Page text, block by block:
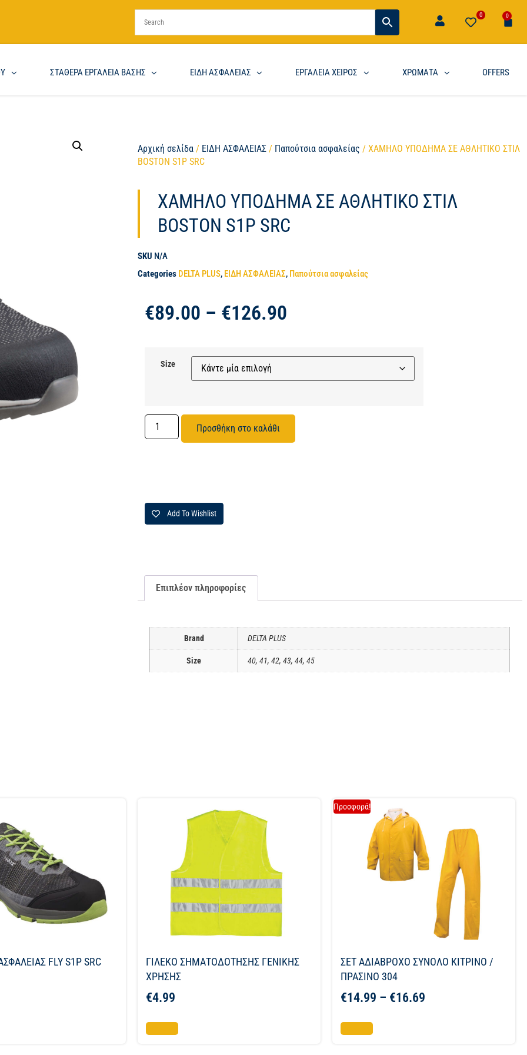
0 0
ΣΤΑΘΕΡΑ ΕΡΓΑΛΕΙΑ ΒΑΣΗΣ ΕΙΔΗ ΑΣΦΑΛΕΙΑΣ ΕΡΓΑΛΕΙΑ ΧΕΙΡΟΣ ΧΡΩΜΑΤΑ OFFERS
Αρχική σελίδα / ΕΙΔΗ ΑΣΦΑΛΕΙΑΣ / Παπούτσια ασφαλείας / ΧΑΜΗΛΟ ΥΠΟΔΗΜΑ ΣΕ ΑΘΛΗΤΙΚΟ ΣΤΙΛ
BOSTON S1P SRC
ΧΑΜΗΛΟ ΥΠΟΔΗΜΑ ΣΕ ΑΘΛΗΤΙΚΟ ΣΤΙΛ
BOSTON S1P SRC
SKU N/A
Categories DELTA PLUS, ΕΙΔΗ ΑΣΦΑΛΕΙΑΣ, Παπούτσια ασφαλείας
€89.00 – €126.90
Size
Προσθήκη στο καλάθι
Add To Wishlist
Επιπλέον πληροφορίες
Brand DELTA PLUS
Size 40, 41, 42, 43, 44, 45
FLY S1P SRC
ΓΙΛΕΚΟ ΣΗΜΑΤΟΔΟΤΗΣΗΣ ΓΕΝΙΚΗΣ
ΧΡΗΣΗΣ
€4.99
Προσφορά!
ΣΕΤ ΑΔΙΑΒΡΟΧΟ ΣΥΝΟΛΟ ΚΙΤΡΙΝΟ /
ΠΡΑΣΙΝΟ 304
€14.99 – €16.69